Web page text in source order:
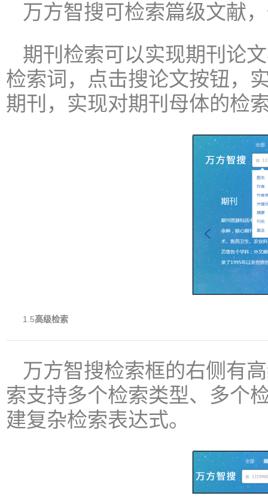
万方智搜可检索篇级文献
期刊检索可以实现期刊论
检索词，点击搜论文按钮，
期刊，实现对期刊母体的检
1.5高级检索
万方智搜检索框的右侧有
索支持多个检索类型、多个
建复杂检索表达式。